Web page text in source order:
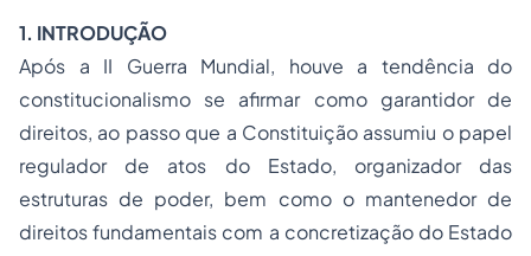
1. INTRODUÇÃO
Após a II Guerra Mundial, houve a tendência do
constitucionalismo se afirmar como garantidor de
direitos, ao passo que a Constituição assumiu o papel
regulador de atos do Estado, organizador das
estruturas de poder, bem como o mantenedor de
direitos fundamentais com a concretização do Estado